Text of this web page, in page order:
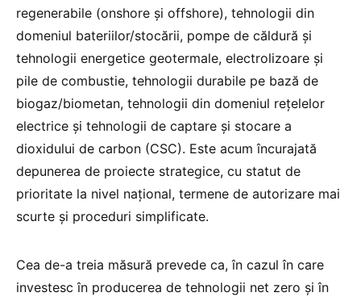
regenerabile (onshore și offshore), tehnologii din
domeniul bateriilor/stocării, pompe de căldură și
tehnologii energetice geotermale, electrolizoare și
pile de combustie, tehnologii durabile pe bază de
biogaz/biometan, tehnologii din domeniul rețelelor
electrice și tehnologii de captare și stocare a
dioxidului de carbon (CSC). Este acum încurajată
depunerea de proiecte strategice, cu statut de
prioritate la nivel național, termene de autorizare mai
scurte și proceduri simplificate.
Cea de-a treia măsură prevede ca, în cazul în care
investesc în producerea de tehnologii net zero și în